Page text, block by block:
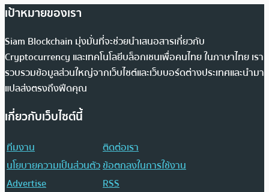
เป้าหมายของเรา
Siam Blockchain มุ่งมั่นที่จะช่วยนำเสนอสารเกี่ยวกับ
Cryptocurrency และเทคโนโลยีบล็อกเชนเพื่อคนไทย ในภาษาไทย เรา
รวบรวมข้อมูลส่วนใหญ่จากเว็บไซต์และเว็บบอร์ดต่างประเทศและนำมา
แปลส่งตรงถึงฟีดคุณ
เกี่ยวกับเว็บไซต์นี้
ทีมงาน
ติดต่อเรา
นโยบายความเป็นส่วนตัวข้อตกลงในการใช้งาน
Advertise
RSS